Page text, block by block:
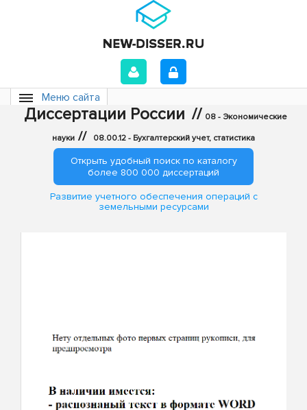
Меню сайта
Диссертации России // 08 - Экономические
науки // 08.00.12 - Бухгалтерский учет, статистика
Открыть удобный поиск по каталогу
более 800 000 диссертаций
Развитие учетного обеспечения операций с
земельными ресурсами